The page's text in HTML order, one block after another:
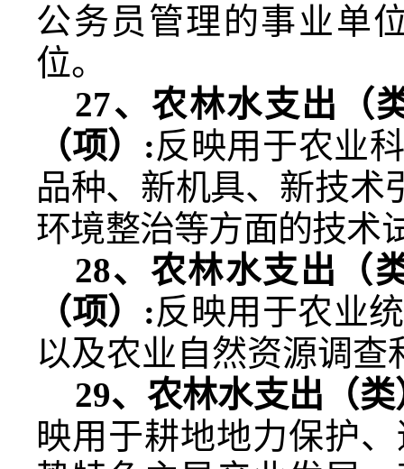
公务员管理的事业单
位。
27、农林水支出（
（项） :反映用于农业
品种、新机具、新技术
环境整治等方面的技术
28、农林水支出（
（项） :反映用于农业
以及农业自然资源调
29、农林水支出（
映用于耕地地力保护